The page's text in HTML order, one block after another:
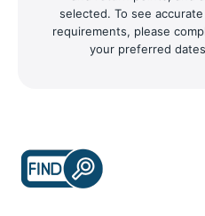
selected. To see
requirements, please
your preferred